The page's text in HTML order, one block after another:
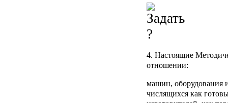
4. Настоящие
отношении:
машин, оборудования
числящихся как